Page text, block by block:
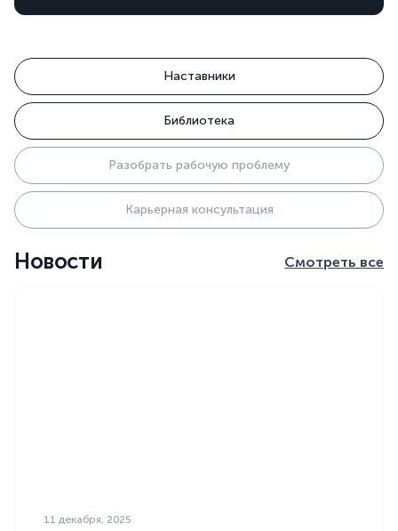
Наставники
Библиотека
Разобрать рабочую проблему
Карьерная консультация
Новости Смотреть все
11 декабря, 2025